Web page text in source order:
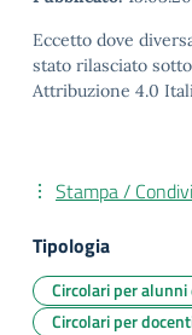
Eccetto dove
stato rilasciato
Attribuzione 4.0
Stampa /
Tipologia
Circolari per
Circolari per